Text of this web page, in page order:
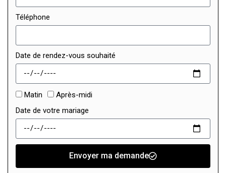
Téléphone
Date de rendez-vous souhaité
Matin
Après-midi
Date de votre mariage
Envoyer ma demande